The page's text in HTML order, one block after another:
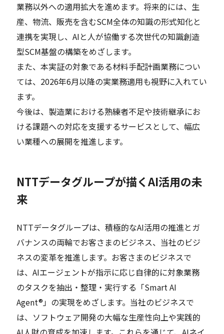
業務以外への適用拡大を進めます。将来的には、生
産、物流、販売を含むSCM全体の知識の形式知化と
連携を実現し、AIと人が協働する次世代の知識創造
型SCM基盤の構築をめざします。
また、本実証の対象である材料手配計画業務につい
ては、2026年6月以降の実業務適用も視野に入れてい
ます。
今後は、製造業における熟練者不足や技術継承にお
ける課題への対応を支援するサービスとして、幅広
い業種への展開を推進します。
NTTデータグループが描くAI活用の未
来
NTTデータグループは、積極的なAI活用の推進とガ
バナンスの両輪でお客さまのビジネス、当社のビジ
ネスの変革を推進します。お客さまのビジネスで
は、AIエージェントが指示に応じ自律的に対象業務
のタスクを抽出・整理・実行する「Smart AI
Agent®」の実現をめざします。当社のビジネスで
は、ソフトウェア開発の大幅な生産性向上や実践的